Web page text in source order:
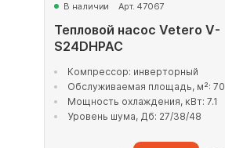
В наличии Арт. 47067
Тепловой насос Vetero V-
S24DHPAC
Компрессор: инверторный
Обслуживаемая площадь, м²: 70
Мощность охлаждения, кВт: 7.1
Уровень шума, Дб: 27/38/48